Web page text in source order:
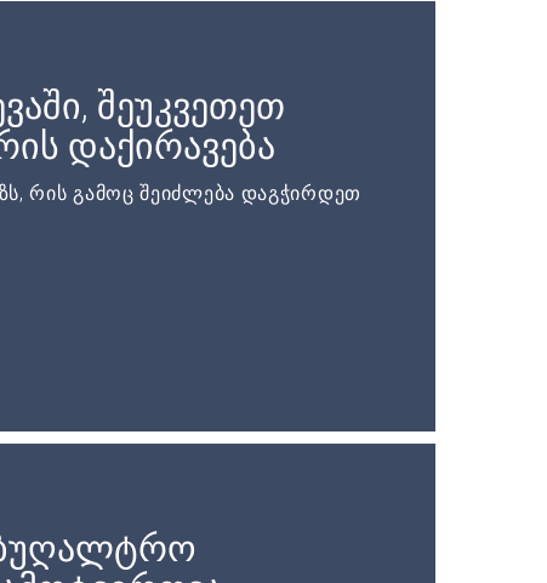
შეუკვეთეთ
დაქირავება
რის გამოც შეიძლება დაგჭირდეთ